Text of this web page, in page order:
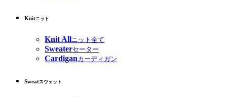
Knitニット
Knit Allニット全て
Sweaterセーター
Cardiganカーディガン
Sweatスウェット